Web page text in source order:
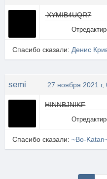
XYMIB4UQR7
Спасибо сказали: Денис
semi 27 ноября 2021 г,
HINNBJNIKF
Спасибо сказали: ~Bo-